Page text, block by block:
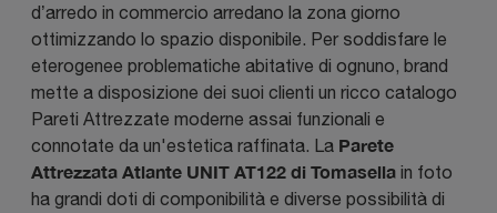
d’arredo in commercio arredano la zona giorno
ottimizzando lo spazio disponibile. Per soddisfare le
eterogenee problematiche abitative di ognuno, brand
mette a disposizione dei suoi clienti un ricco catalogo
Pareti Attrezzate moderne assai funzionali e
connotate da un'estetica raffinata. La Parete
Attrezzata Atlante UNIT AT122 di Tomasella in foto
ha grandi doti di componibilità e diverse possibilità di